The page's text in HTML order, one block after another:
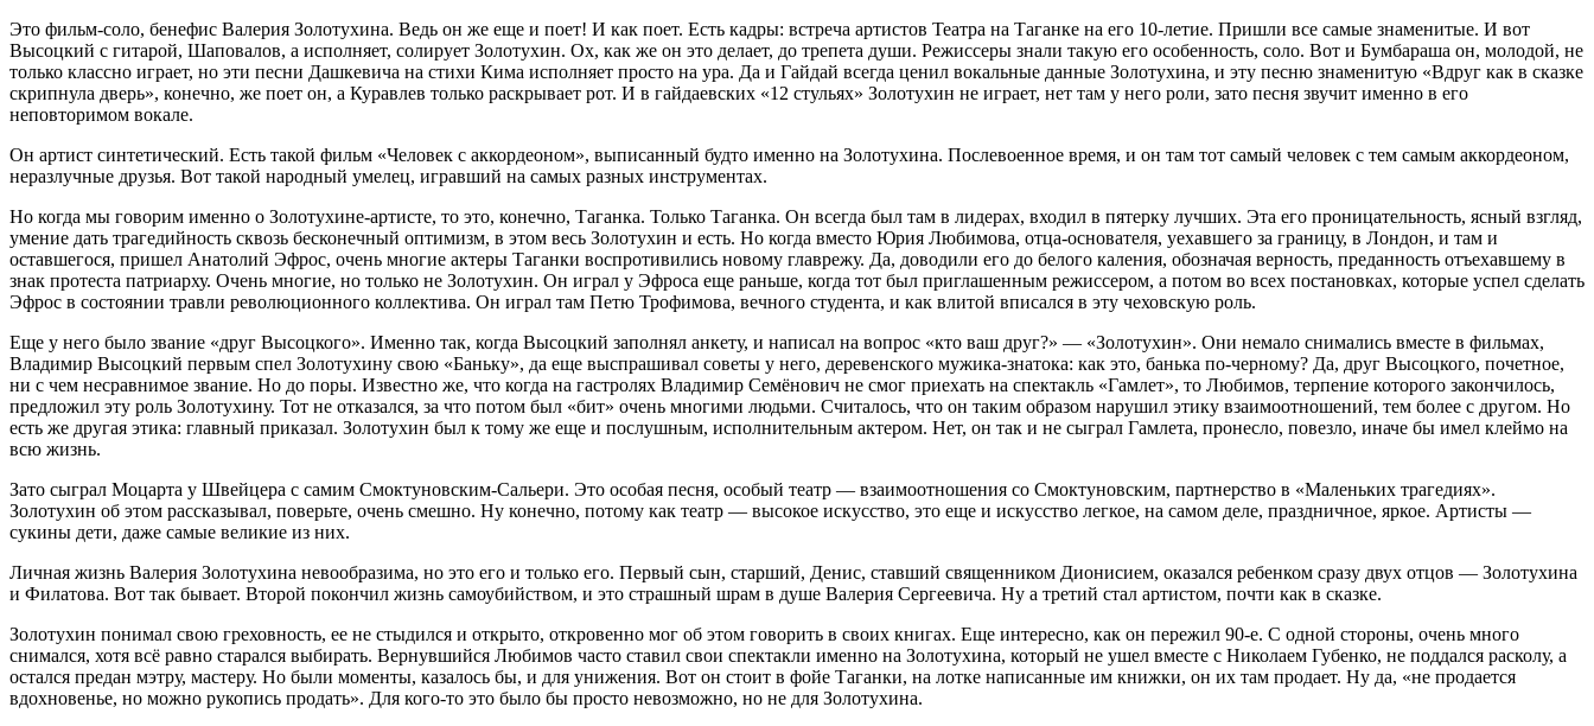
Это фильм-соло, бенефис Валерия Золотухина. Ведь он же еще и поет! И как поет. Есть кадры: встреча артистов Театра на Таганке на его 10-летие. Пришли все самые знаменитые. И вот
Высоцкий с гитарой, Шаповалов, а исполняет, солирует Золотухин. Ох, как же он это делает, до трепета души. Режиссеры знали такую его особенность, соло. Вот и Бумбараша он, молодой, не
только классно играет, но эти песни Дашкевича на стихи Кима исполняет просто на ура. Да и Гайдай всегда ценил вокальные данные Золотухина, и эту песню знаменитую «Вдруг как в сказке
скрипнула дверь», конечно, же поет он, а Куравлев только раскрывает рот. И в гайдаевских «12 стульях» Золотухин не играет, нет там у него роли, зато песня звучит именно в его
неповторимом вокале.
Он артист синтетический. Есть такой фильм «Человек с аккордеоном», выписанный будто именно на Золотухина. Послевоенное время, и он там тот самый человек с тем самым аккордеоном,
неразлучные друзья. Вот такой народный умелец, игравший на самых разных инструментах.
Но когда мы говорим именно о Золотухине-артисте, то это, конечно, Таганка. Только Таганка. Он всегда был там в лидерах, входил в пятерку лучших. Эта его проницательность, ясный взгляд,
умение дать трагедийность сквозь бесконечный оптимизм, в этом весь Золотухин и есть. Но когда вместо Юрия Любимова, отца-основателя, уехавшего за границу, в Лондон, и там и
оставшегося, пришел Анатолий Эфрос, очень многие актеры Таганки воспротивились новому главрежу. Да, доводили его до белого каления, обозначая верность, преданность отъехавшему в
знак протеста патриарху. Очень многие, но только не Золотухин. Он играл у Эфроса еще раньше, когда тот был приглашенным режиссером, а потом во всех постановках, которые успел сделать
Эфрос в состоянии травли революционного коллектива. Он играл там Петю Трофимова, вечного студента, и как влитой вписался в эту чеховскую роль.
Еще у него было звание «друг Высоцкого». Именно так, когда Высоцкий заполнял анкету, и написал на вопрос «кто ваш друг?» — «Золотухин». Они немало снимались вместе в фильмах,
Владимир Высоцкий первым спел Золотухину свою «Баньку», да еще выспрашивал советы у него, деревенского мужика-знатока: как это, банька по-черному? Да, друг Высоцкого, почетное,
ни с чем несравнимое звание. Но до поры. Известно же, что когда на гастролях Владимир Семёнович не смог приехать на спектакль «Гамлет», то Любимов, терпение которого закончилось,
предложил эту роль Золотухину. Тот не отказался, за что потом был «бит» очень многими людьми. Считалось, что он таким образом нарушил этику взаимоотношений, тем более с другом. Но
есть же другая этика: главный приказал. Золотухин был к тому же еще и послушным, исполнительным актером. Нет, он так и не сыграл Гамлета, пронесло, повезло, иначе бы имел клеймо на
всю жизнь.
Зато сыграл Моцарта у Швейцера с самим Смоктуновским-Сальери. Это особая песня, особый театр — взаимоотношения со Смоктуновским, партнерство в «Маленьких трагедиях».
Золотухин об этом рассказывал, поверьте, очень смешно. Ну конечно, потому как театр — высокое искусство, это еще и искусство легкое, на самом деле, праздничное, яркое. Артисты —
сукины дети, даже самые великие из них.
Личная жизнь Валерия Золотухина невообразима, но это его и только его. Первый сын, старший, Денис, ставший священником Дионисием, оказался ребенком сразу двух отцов — Золотухина
и Филатова. Вот так бывает. Второй покончил жизнь самоубийством, и это страшный шрам в душе Валерия Сергеевича. Ну а третий стал артистом, почти как в сказке.
Золотухин понимал свою греховность, ее не стыдился и открыто, откровенно мог об этом говорить в своих книгах. Еще интересно, как он пережил 90-е. С одной стороны, очень много
снимался, хотя всё равно старался выбирать. Вернувшийся Любимов часто ставил свои спектакли именно на Золотухина, который не ушел вместе с Николаем Губенко, не поддался расколу, а
остался предан мэтру, мастеру. Но были моменты, казалось бы, и для унижения. Вот он стоит в фойе Таганки, на лотке написанные им книжки, он их там продает. Ну да, «не продается
вдохновенье, но можно рукопись продать». Для кого-то это было бы просто невозможно, но не для Золотухина.